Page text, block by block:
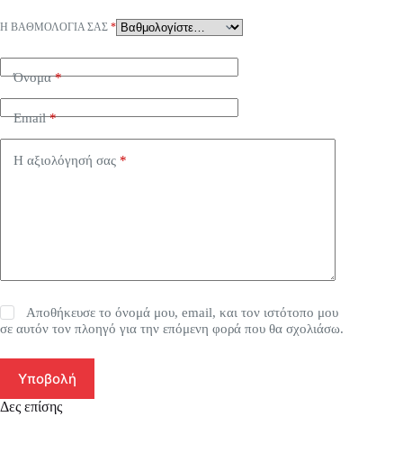
Η ΒΑΘΜΟΛΟΓΊΑ ΣΑΣ *
Όνομα*
Email*
Η αξιολόγησή σας *
Αποθήκευσε το όνομά μου, email, και τον ιστότοπο μου
σε αυτόν τον πλοηγό για την επόμενη φορά που θα σχολιάσω.
Υποβολή
Δες επίσης